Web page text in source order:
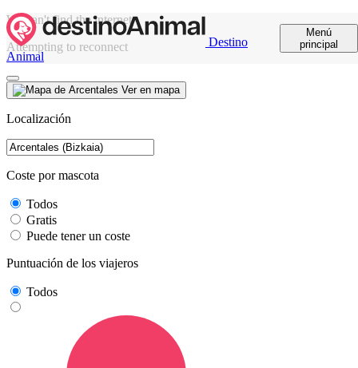
Destino
Animal
Menú
principal
We can't find the internet
Attempting to reconnect
Ver en mapa
Localización
Coste por mascota
Todos
Gratis
Puede tener un coste
Puntuación de los viajeros
Todos